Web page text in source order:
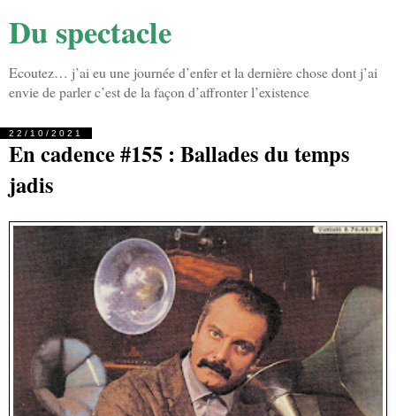
Du spectacle
Ecoutez… j’ai eu une journée d’enfer et la dernière chose dont j’ai
envie de parler c’est de la façon d’affronter l’existence
22/10/2021
En cadence #155 : Ballades du temps
jadis